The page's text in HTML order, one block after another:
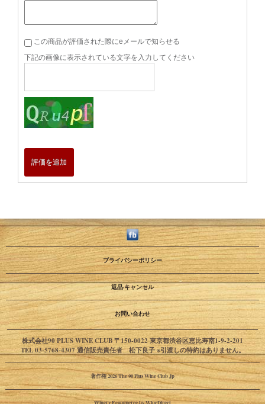
この商品が評価された際にeメールで知らせる
下記の画像に表示されている文字を入力してください
評価を追加
プライバシーポリシー
返品·キャンセル
お問い合わせ
株式会社90 PLUS WINE CLUB 〒150-0022 東京都渋谷区恵比寿南1-9-2-201
TEL 03-5768-4307 通信販売責任者 松下良子 ※引渡しの特約はありません。
著作権 2026 The 90 Plus Wine Club Jp